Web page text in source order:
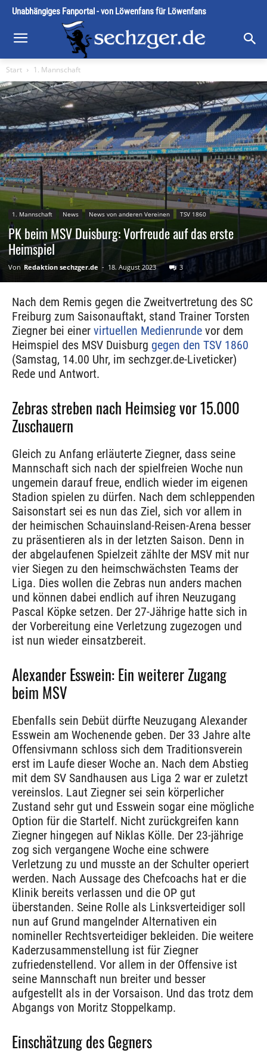
Unabhängiges Fanportal - von Löwenfans für Löwenfans
Start 1. Mannschaft
1. Mannschaft News News von anderen Vereinen TSV 1860
PK beim MSV Duisburg: Vorfreude auf das erste
Heimspiel
Von Redaktion sechzger.de - 18. August 2023 3
Nach dem Remis gegen die Zweitvertretung des SC
Freiburg zum Saisonauftakt, stand Trainer Torsten
Ziegner bei einer virtuellen Medienrunde vor dem
Heimspiel des MSV Duisburg gegen den TSV 1860
(Samstag, 14.00 Uhr, im sechzger.de-Liveticker)
Rede und Antwort.
Zebras streben nach Heimsieg vor 15.000
Zuschauern
Gleich zu Anfang erläuterte Ziegner, dass seine
Mannschaft sich nach der spielfreien Woche nun
ungemein darauf freue, endlich wieder im eigenen
Stadion spielen zu dürfen. Nach dem schleppenden
Saisonstart sei es nun das Ziel, sich vor allem in
der heimischen Schauinsland-Reisen-Arena besser
zu präsentieren als in der letzten Saison. Denn in
der abgelaufenen Spielzeit zählte der MSV mit nur
vier Siegen zu den heimschwächsten Teams der
Liga. Dies wollen die Zebras nun anders machen
und können dabei endlich auf ihren Neuzugang
Pascal Köpke setzen. Der 27-Jährige hatte sich in
der Vorbereitung eine Verletzung zugezogen und
ist nun wieder einsatzbereit.
Alexander Esswein: Ein weiterer Zugang
beim MSV
Ebenfalls sein Debüt dürfte Neuzugang Alexander
Esswein am Wochenende geben. Der 33 Jahre alte
Offensivmann schloss sich dem Traditionsverein
erst im Laufe dieser Woche an. Nach dem Abstieg
mit dem SV Sandhausen aus Liga 2 war er zuletzt
vereinslos. Laut Ziegner sei sein körperlicher
Zustand sehr gut und Esswein sogar eine mögliche
Option für die Startelf. Nicht zurückgreifen kann
Ziegner hingegen auf Niklas Kölle. Der 23-jährige
zog sich vergangene Woche eine schwere
Verletzung zu und musste an der Schulter operiert
werden. Nach Aussage des Chefcoachs hat er die
Klinik bereits verlassen und die OP gut
überstanden. Seine Rolle als Linksverteidiger soll
nun auf Grund mangelnder Alternativen ein
nomineller Rechtsverteidiger bekleiden. Die weitere
Kaderzusammenstellung ist für Ziegner
zufriedenstellend. Vor allem in der Offensive ist
seine Mannschaft nun breiter und besser
aufgestellt als in der Vorsaison. Und das trotz dem
Abgangs von Moritz Stoppelkamp.
Einschätzung des Gegners